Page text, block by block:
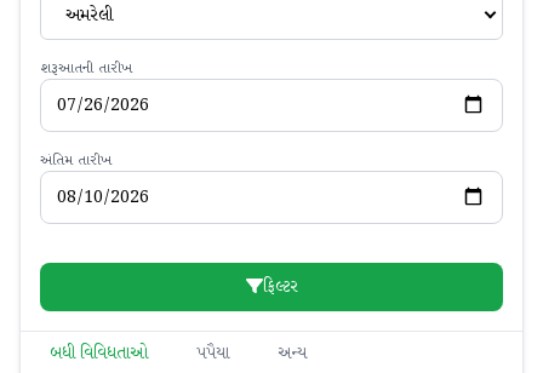
અમરેલી
શરૂઆતની તારીખ
અંતિમ તારીખ
ફિલ્ટર
બધી વિવિધતાઓ પપૈયા અન્ય